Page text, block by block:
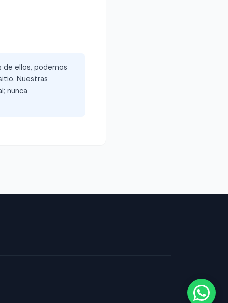
de ellos, podemos
Nuestras
nunca